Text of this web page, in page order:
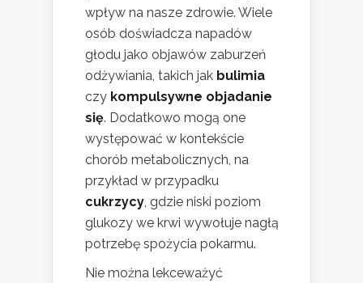
wpływ na nasze zdrowie. Wiele
osób doświadcza napadów
głodu jako objawów zaburzeń
odżywiania, takich jak bulimia
czy kompulsywne objadanie
się. Dodatkowo mogą one
występować w kontekście
chorób metabolicznych, na
przykład w przypadku
cukrzycy , gdzie niski poziom
glukozy we krwi wywołuje nagłą
potrzebę spożycia pokarmu.
Nie można lekceważyć